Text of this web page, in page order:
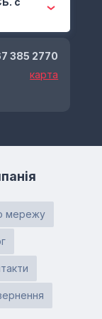
385 2770
карта
мережу